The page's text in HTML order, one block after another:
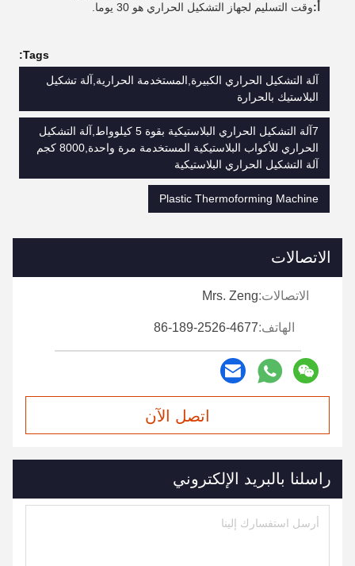
أ:وقت التسليم لجهاز التشكيل الحراري هو 30 يوما.
Tags:
آلة التشكيل الحراري الكبيرة,المستخدمة الحرارية,آلة تشكيل
البلاستيك بالحرارة
7آلة التشكيل الحراري البلاستيكية بقوة 5 كيلوواط,آلة التشكيل
الحراري للأكواب البلاستيكية المستخدمة مرة واحدة,8000 كجم
آلة التشكيل الحراري البلاستيكية
Plastic Thermoforming Machine
الاتصالات
الاتصالات:Mrs. Zeng
الهاتف:86-189-2526-4677
اتصل الآن
راسلنا بالبريد الإلكتروني